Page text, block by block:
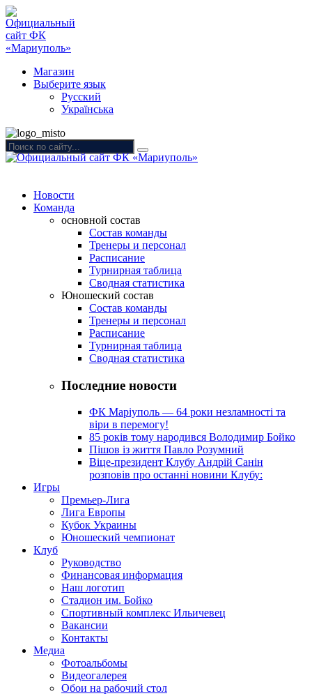
Магазин
Выберите язык
Русский
Українська
Новости
Команда
основной состав
Состав команды
Тренеры и персонал
Расписание
Турнирная таблица
Сводная статистика
Юношеский состав
Состав команды
Тренеры и персонал
Расписание
Турнирная таблица
Сводная статистика
Последние новости
ФК Маріуполь — 64 роки незламності та
віри в перемогу!
85 років тому народився Володимир Бойко
Пішов із життя Павло Розумний
Віце-президент Клубу Андрій Санін
розповів про останні новини Клубу:
Игры
Премьер-Лига
Лига Европы
Кубок Украины
Юношеский чемпионат
Клуб
Руководство
Финансовая информация
Наш логотип
Стадион им. Бойко
Спортивный комплекс Ильичевец
Вакансии
Контакты
Медиа
Фотоальбомы
Видеогалерея
Обои на рабочий стол